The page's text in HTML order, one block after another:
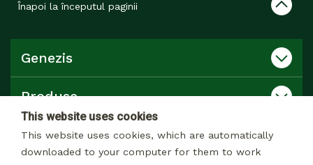
This website uses cookies
This website uses cookies, which are automatically
downloaded to your computer for them to work
Înapoi la începutul paginii
Genezis
Produse
Catalog